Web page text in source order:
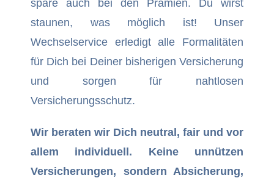
spare auch bei den Prämien. Du wirst
staunen, was möglich ist! Unser
Wechselservice erledigt alle Formalitäten
für Dich bei Deiner bisherigen Versicherung
und sorgen für nahtlosen
Versicherungsschutz.
Wir beraten wir Dich neutral, fair und vor
allem individuell. Keine unnützen
Versicherungen, sondern Absicherung,